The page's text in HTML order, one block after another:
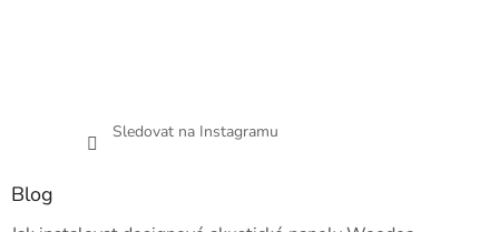
Sledovat na Instagramu
Blog